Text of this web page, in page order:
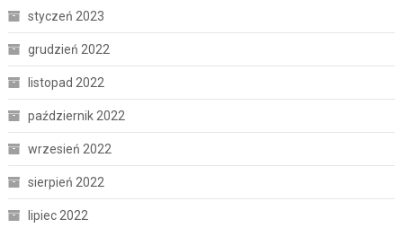
styczeń 2023
grudzień 2022
listopad 2022
październik 2022
wrzesień 2022
sierpień 2022
lipiec 2022